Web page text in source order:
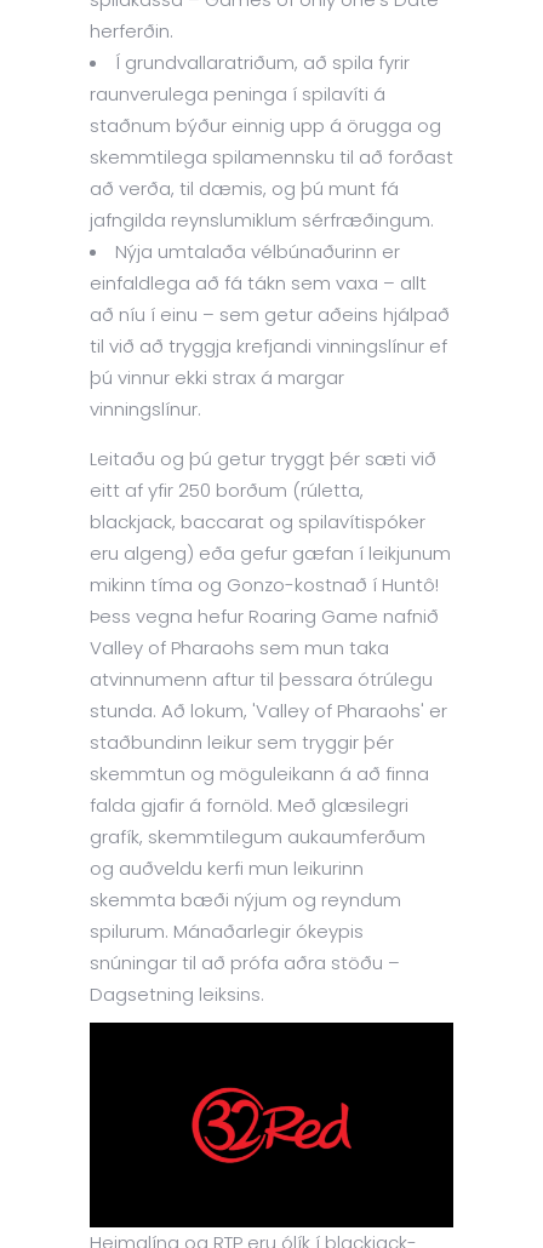
herferðin.
Í grundvallaratriðum, að spila fyrir
raunverulega peninga í spilavíti á
staðnum býður einnig upp á örugga og
skemmtilega spilamennsku til að forðast
að verða, til dæmis, og þú munt fá
jafngilda reynslumiklum sérfræðingum.
Nýja umtalaða vélbúnaðurinn er
einfaldlega að fá tákn sem vaxa – allt
að níu í einu – sem getur aðeins hjálpað
til við að tryggja krefjandi vinningslínur ef
þú vinnur ekki strax á margar
vinningslínur.
Leitaðu og þú getur tryggt þér sæti við
eitt af yfir 250 borðum (rúletta,
blackjack, baccarat og spilavítispóker
eru algeng) eða gefur gæfan í leikjunum
mikinn tíma og Gonzo-kostnað í Huntô!
Þess vegna hefur Roaring Game nafnið
Valley of Pharaohs sem mun taka
atvinnumenn aftur til þessara ótrúlegu
stunda. Að lokum, 'Valley of Pharaohs' er
staðbundinn leikur sem tryggir þér
skemmtun og möguleikann á að finna
falda gjafir á fornöld. Með glæsilegri
grafík, skemmtilegum aukaumferðum
og auðveldu kerfi mun leikurinn
skemmta bæði nýjum og reyndum
spilurum. Mánaðarlegir ókeypis
snúningar til að prófa aðra stöðu –
Dagsetning leiksins.
Heimalína og RTP eru ólík í blackjack-